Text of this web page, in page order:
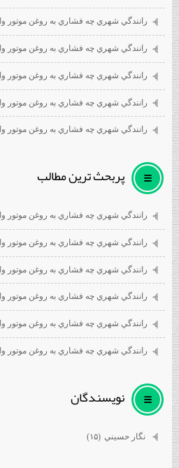
رانندگي شهري چه فشاري به روغن موتور وارد
رانندگي شهري چه فشاري به روغن موتور وارد
رانندگي شهري چه فشاري به روغن موتور وارد
رانندگي شهري چه فشاري به روغن موتور وارد
رانندگي شهري چه فشاري به روغن موتور وارد
پربحث ترين مطالب
رانندگي شهري چه فشاري به روغن موتور وارد
رانندگي شهري چه فشاري به روغن موتور وارد
رانندگي شهري چه فشاري به روغن موتور وارد
رانندگي شهري چه فشاري به روغن موتور وارد
رانندگي شهري چه فشاري به روغن موتور وارد
رانندگي شهري چه فشاري به روغن موتور وارد
نويسندگان
نگار حسيني(۱۵)